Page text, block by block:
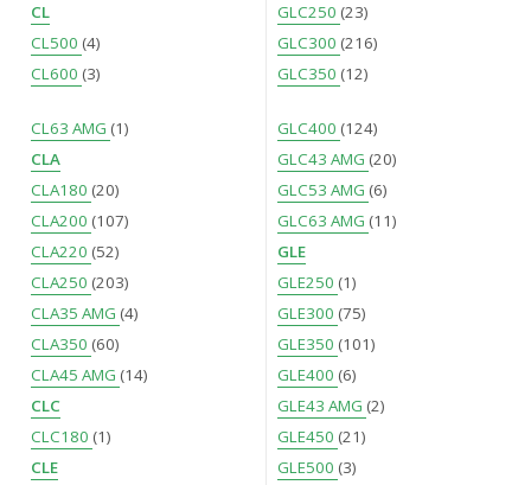
CL
CL500 (4)
CL600 (3)
CL63 AMG (1)
CLA
CLA180 (20)
CLA200 (107)
CLA220 (52)
CLA250 (203)
CLA35 AMG (4)
CLA350 (60)
CLA45 AMG (14)
CLC
CLC180 (1)
CLE
GLC250 (23)
GLC300 (216)
GLC350 (12)
GLC400 (124)
GLC43 AMG (20)
GLC53 AMG (6)
GLC63 AMG (11)
GLE
GLE250 (1)
GLE300 (75)
GLE350 (101)
GLE400 (6)
GLE43 AMG (2)
GLE450 (21)
GLE500 (3)